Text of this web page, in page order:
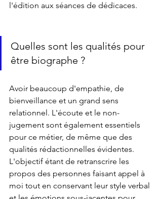
l'édition aux séances de dédicaces.
Quelles sont les qualités pour
être biographe ?
Avoir beaucoup d'empathie, de
bienveillance et un grand sens
relationnel. L'écoute et le non-
jugement sont également essentiels
pour ce métier, de même que des
qualités rédactionnelles évidentes.
L'objectif étant de retranscrire les
propos des personnes faisant appel à
moi tout en conservant leur style verbal